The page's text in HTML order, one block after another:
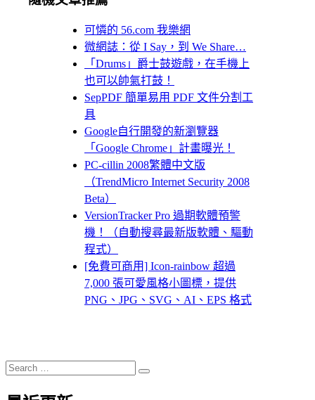
可憐的 56.com 我樂網
微網誌：從 I Say，到 We Share…
「Drums」爵士鼓遊戲，在手機上
也可以帥氣打鼓！
SepPDF 簡單易用 PDF 文件分割工
具
Google自行開發的新瀏覽器
「Google Chrome」計畫曝光！
PC-cillin 2008繁體中文版
（TrendMicro Internet Security 2008
Beta）
VersionTracker Pro 過期軟體預警
機！（自動搜尋最新版軟體、驅動
程式）
[免費可商用] Icon-rainbow 超過
7,000 張可愛風格小圖標，提供
PNG、JPG、SVG、AI、EPS 格式
Search
for:
Search